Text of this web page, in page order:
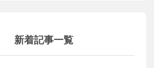
新着記事一覧